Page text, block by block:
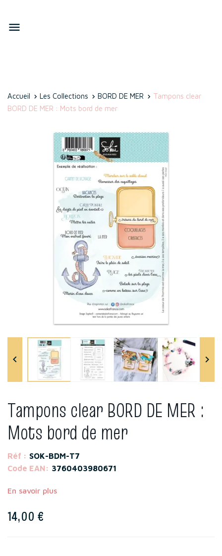

Accueil Les Collections BORD DE MER
Tampons clear
BORD DE MER : Mots bord de mer
 
Tampons clear BORD DE MER :
Mots bord de mer
Réf : SOK-BDM-T7
Code EAN: 3760403980671
En savoir plus
14,00 €